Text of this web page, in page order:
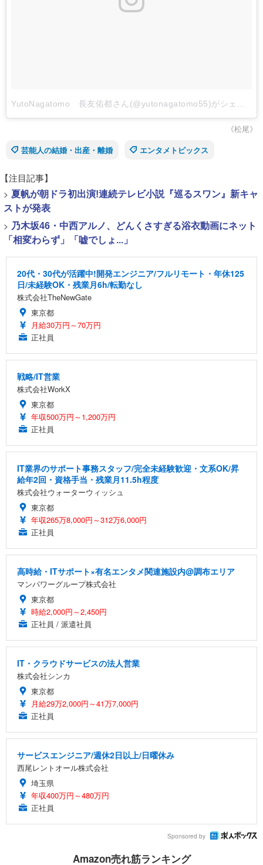
YutoNagatomo 長友佑都さん(@yutonagatomo55)がシェアした投稿
《松尾》
芸能人の結婚・出産・離婚
エンタメトピックス
【注目記事】
> 夏帆が朝ドラ初出演!連続テレビ小説『巡るスワン』新キャ
ストが発表
> 乃木坂46・中西アルノ、どんくさすぎる浴衣動画にネット
「相変わらず」「嘘でしょ...」
20代・30代が活躍中!開発エンジニア/フルリモート・年休125
日/未経験OK・残業月6h/転勤なし
株式会社TheNewGate
東京都
月給30万円～70万円
正社員
戦略/IT営業
株式会社WorkX
東京都
年収500万円～1,200万円
正社員
IT業界のサポート事務スタッフ/完全未経験歓迎・文系OK/昇
給年2回・資格手当・残業月11.5h程度
株式会社ウォーターウィッシュ
東京都
年収265万8,000円～312万6,000円
正社員
高時給・ITサポート×有名エンタメ関連施設内@調布エリア
マンパワーグループ株式会社
東京都
時給2,000円～2,450円
正社員 / 派遣社員
IT・クラウドサービスの法人営業
株式会社シンカ
東京都
月給29万2,000円～41万7,000円
正社員
サービスエンジニア/週休2日以上/日曜休み
西尾レントオール株式会社
埼玉県
年収400万円～480万円
正社員
Sponsored by
Amazon売れ筋ランキング